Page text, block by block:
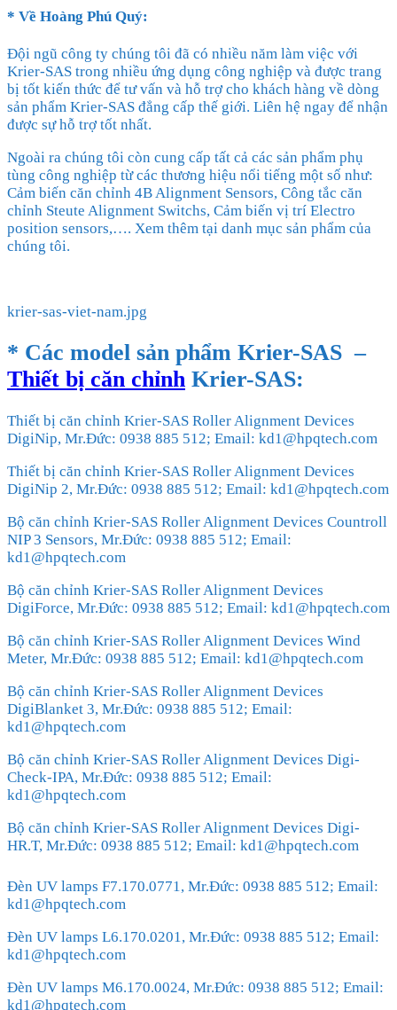
* Về Hoàng Phú Quý:
Đội ngũ công ty chúng tôi đã có nhiều năm làm việc với
Krier-SAS trong nhiều ứng dụng công nghiệp và được trang
bị tốt kiến thức để tư vấn và hỗ trợ cho khách hàng về dòng
sản phẩm Krier-SAS đẳng cấp thế giới. Liên hệ ngay để nhận
được sự hỗ trợ tốt nhất.
Ngoài ra chúng tôi còn cung cấp tất cả các sản phẩm phụ
tùng công nghiệp từ các thương hiệu nổi tiếng một số như:
Cảm biến căn chỉnh 4B Alignment Sensors, Công tắc căn
chỉnh Steute Alignment Switchs, Cảm biến vị trí Electro
position sensors,…. Xem thêm tại danh mục sản phẩm của
chúng tôi.
krier-sas-viet-nam.jpg
* Các model sản phẩm Krier-SAS –
Thiết bị căn chỉnh Krier-SAS:
Thiết bị căn chỉnh Krier-SAS Roller Alignment Devices
DigiNip, Mr.Đức: 0938 885 512; Email: kd1@hpqtech.com
Thiết bị căn chỉnh Krier-SAS Roller Alignment Devices
DigiNip 2, Mr.Đức: 0938 885 512; Email: kd1@hpqtech.com
Bộ căn chỉnh Krier-SAS Roller Alignment Devices Countroll
NIP 3 Sensors, Mr.Đức: 0938 885 512; Email:
kd1@hpqtech.com
Bộ căn chỉnh Krier-SAS Roller Alignment Devices
DigiForce, Mr.Đức: 0938 885 512; Email: kd1@hpqtech.com
Bộ căn chỉnh Krier-SAS Roller Alignment Devices Wind
Meter, Mr.Đức: 0938 885 512; Email: kd1@hpqtech.com
Bộ căn chỉnh Krier-SAS Roller Alignment Devices
DigiBlanket 3, Mr.Đức: 0938 885 512; Email:
kd1@hpqtech.com
Bộ căn chỉnh Krier-SAS Roller Alignment Devices Digi-
Check-IPA, Mr.Đức: 0938 885 512; Email:
kd1@hpqtech.com
Bộ căn chỉnh Krier-SAS Roller Alignment Devices Digi-
HR.T, Mr.Đức: 0938 885 512; Email: kd1@hpqtech.com
Đèn UV lamps F7.170.0771, Mr.Đức: 0938 885 512; Email:
kd1@hpqtech.com
Đèn UV lamps L6.170.0201, Mr.Đức: 0938 885 512; Email:
kd1@hpqtech.com
Đèn UV lamps M6.170.0024, Mr.Đức: 0938 885 512; Email:
kd1@hpqtech.com